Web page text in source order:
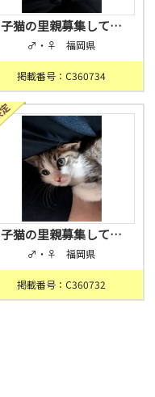
子猫の里親募集して…
♂・♀ 福岡県
掲載番号：C360734
子猫の里親募集して…
♂・♀ 福岡県
掲載番号：C360732